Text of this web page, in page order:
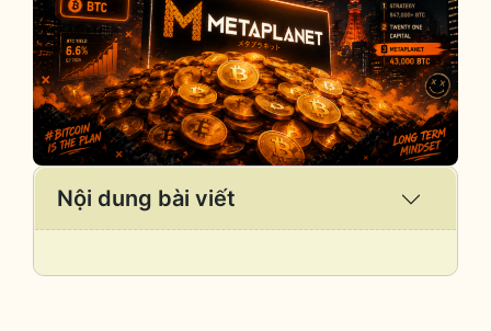
Nội dung bài viết